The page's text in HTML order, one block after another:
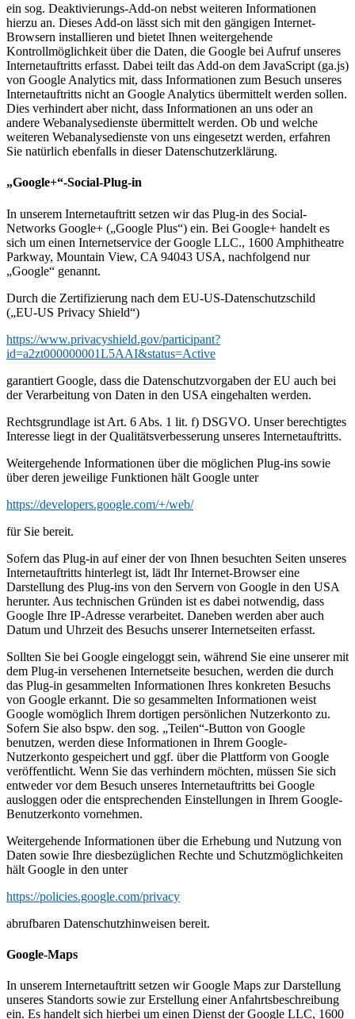
ein sog. Deaktivierungs-Add-on nebst weiteren Informationen
hierzu an. Dieses Add-on lässt sich mit den gängigen Internet-
Browsern installieren und bietet Ihnen weitergehende
Kontrollmöglichkeit über die Daten, die Google bei Aufruf unseres
Internetauftritts erfasst. Dabei teilt das Add-on dem JavaScript (ga.js)
von Google Analytics mit, dass Informationen zum Besuch unseres
Internetauftritts nicht an Google Analytics übermittelt werden sollen.
Dies verhindert aber nicht, dass Informationen an uns oder an
andere Webanalysedienste übermittelt werden. Ob und welche
weiteren Webanalysedienste von uns eingesetzt werden, erfahren
Sie natürlich ebenfalls in dieser Datenschutzerklärung.
„Google+“-Social-Plug-in
In unserem Internetauftritt setzen wir das Plug-in des Social-
Networks Google+ („Google Plus“) ein. Bei Google+ handelt es
sich um einen Internetservice der Google LLC., 1600 Amphitheatre
Parkway, Mountain View, CA 94043 USA, nachfolgend nur
„Google“ genannt.
Durch die Zertifizierung nach dem EU-US-Datenschutzschild
(„EU-US Privacy Shield“)
https://www.privacyshield.gov/participant?
id=a2zt000000001L5AAI&status=Active
garantiert Google, dass die Datenschutzvorgaben der EU auch bei
der Verarbeitung von Daten in den USA eingehalten werden.
Rechtsgrundlage ist Art. 6 Abs. 1 lit. f) DSGVO. Unser berechtigtes
Interesse liegt in der Qualitätsverbesserung unseres Internetauftritts.
Weitergehende Informationen über die möglichen Plug-ins sowie
über deren jeweilige Funktionen hält Google unter
https://developers.google.com/+/web/
für Sie bereit.
Sofern das Plug-in auf einer der von Ihnen besuchten Seiten unseres
Internetauftritts hinterlegt ist, lädt Ihr Internet-Browser eine
Darstellung des Plug-ins von den Servern von Google in den USA
herunter. Aus technischen Gründen ist es dabei notwendig, dass
Google Ihre IP-Adresse verarbeitet. Daneben werden aber auch
Datum und Uhrzeit des Besuchs unserer Internetseiten erfasst.
Sollten Sie bei Google eingeloggt sein, während Sie eine unserer mit
dem Plug-in versehenen Internetseite besuchen, werden die durch
das Plug-in gesammelten Informationen Ihres konkreten Besuchs
von Google erkannt. Die so gesammelten Informationen weist
Google womöglich Ihrem dortigen persönlichen Nutzerkonto zu.
Sofern Sie also bspw. den sog. „Teilen“-Button von Google
benutzen, werden diese Informationen in Ihrem Google-
Nutzerkonto gespeichert und ggf. über die Plattform von Google
veröffentlicht. Wenn Sie das verhindern möchten, müssen Sie sich
entweder vor dem Besuch unseres Internetauftritts bei Google
ausloggen oder die entsprechenden Einstellungen in Ihrem Google-
Benutzerkonto vornehmen.
Weitergehende Informationen über die Erhebung und Nutzung von
Daten sowie Ihre diesbezüglichen Rechte und Schutzmöglichkeiten
hält Google in den unter
https://policies.google.com/privacy
abrufbaren Datenschutzhinweisen bereit.
Google-Maps
In unserem Internetauftritt setzen wir Google Maps zur Darstellung
unseres Standorts sowie zur Erstellung einer Anfahrtsbeschreibung
ein. Es handelt sich hierbei um einen Dienst der Google LLC, 1600